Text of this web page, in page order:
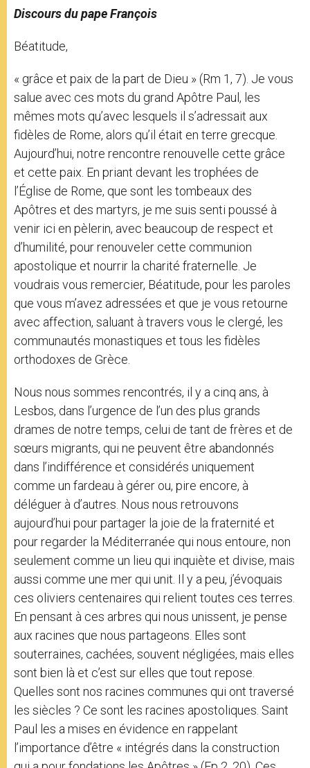
Discours du pape François
Béatitude,
« grâce et paix de la part de Dieu » (Rm 1, 7). Je vous
salue avec ces mots du grand Apôtre Paul, les
mêmes mots qu’avec lesquels il s’adressait aux
fidèles de Rome, alors qu’il était en terre grecque.
Aujourd’hui, notre rencontre renouvelle cette grâce
et cette paix. En priant devant les trophées de
l’Église de Rome, que sont les tombeaux des
Apôtres et des martyrs, je me suis senti poussé à
venir ici en pèlerin, avec beaucoup de respect et
d’humilité, pour renouveler cette communion
apostolique et nourrir la charité fraternelle. Je
voudrais vous remercier, Béatitude, pour les paroles
que vous m’avez adressées et que je vous retourne
avec affection, saluant à travers vous le clergé, les
communautés monastiques et tous les fidèles
orthodoxes de Grèce.
Nous nous sommes rencontrés, il y a cinq ans, à
Lesbos, dans l’urgence de l’un des plus grands
drames de notre temps, celui de tant de frères et de
sœurs migrants, qui ne peuvent être abandonnés
dans l’indifférence et considérés uniquement
comme un fardeau à gérer ou, pire encore, à
déléguer à d’autres. Nous nous retrouvons
aujourd’hui pour partager la joie de la fraternité et
pour regarder la Méditerranée qui nous entoure, non
seulement comme un lieu qui inquiète et divise, mais
aussi comme une mer qui unit. Il y a peu, j’évoquais
ces oliviers centenaires qui relient toutes ces terres.
En pensant à ces arbres qui nous unissent, je pense
aux racines que nous partageons. Elles sont
souterraines, cachées, souvent négligées, mais elles
sont bien là et c’est sur elles que tout repose.
Quelles sont nos racines communes qui ont traversé
les siècles ? Ce sont les racines apostoliques. Saint
Paul les a mises en évidence en rappelant
l’importance d’être « intégrés dans la construction